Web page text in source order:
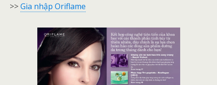
>>Gia nhập Oriflame